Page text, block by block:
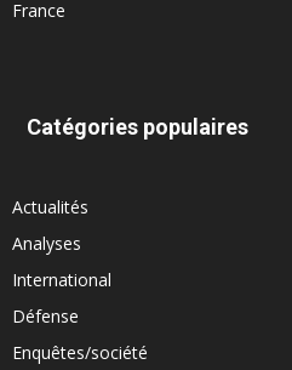
France
Catégories populaires
Actualités
Analyses
International
Défense
Enquêtes/société